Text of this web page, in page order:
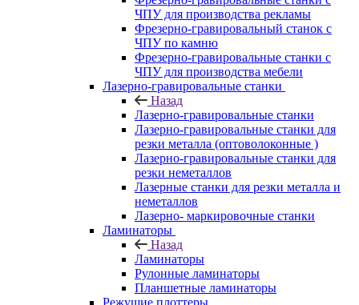
ЧПУ для производства рекламы
Фрезерно-гравировальный станок с
ЧПУ по камню
Фрезерно-гравировальные станки с
ЧПУ для производства мебели
Лазерно-гравировальные станки
Назад
Лазерно-гравировальные станки
Лазерно-гравировальные станки для
резки металла (оптоволоконные )
Лазерно-гравировальные станки для
резки неметаллов
Лазерные станки для резки металла и
неметаллов
Лазерно- маркировочные станки
Ламинаторы
Назад
Ламинаторы
Рулонные ламинаторы
Планшетные ламинаторы